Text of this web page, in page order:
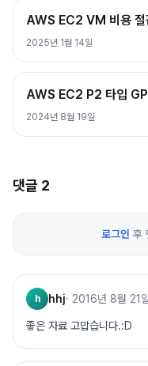
AWS EC2 VM 비용 절
2025년 1월 14일
AWS EC2 P2 타입
2024년 8월 19일
댓글 2
로그인 후
h hhj· 2016년 8월 21
좋은 자료 고맙습니다.:D